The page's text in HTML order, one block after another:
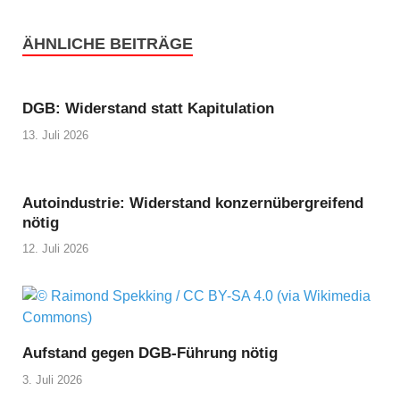
ÄHNLICHE BEITRÄGE
DGB: Widerstand statt Kapitulation
13. Juli 2026
Autoindustrie: Widerstand konzernübergreifend
nötig
12. Juli 2026
Aufstand gegen DGB-Führung nötig
3. Juli 2026